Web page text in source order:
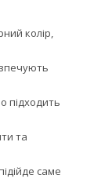
колір,
підходить
та
саме